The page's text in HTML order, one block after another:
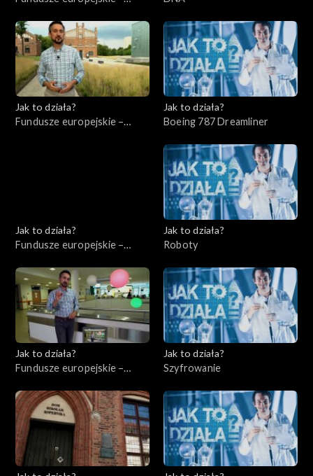
Jak to działa?
Fundusze europejskie –
Jak to działa?
Boeing 787 Dreamliner
Jak to działa?
Fundusze europejskie –
Jak to działa?
Roboty
Jak to działa?
Fundusze europejskie –
Jak to działa?
Szyfrowanie